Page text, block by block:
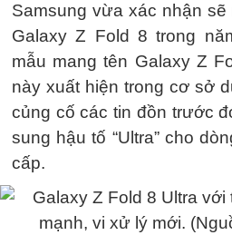
Samsung vừa xác nhận sẽ
Galaxy Z Fold 8 trong
mẫu mang tên Galaxy Z
này xuất hiện trong cơ sở
củng cố các tin đồn trước
sung hậu tố “Ultra” cho
cấp.